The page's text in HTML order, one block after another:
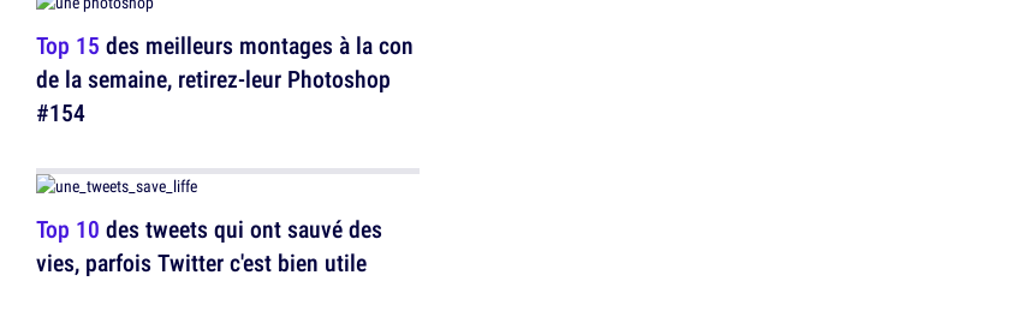
Top 15 des meilleurs montages à la con
de la semaine, retirez-leur Photoshop
#154
Top 10 des tweets qui ont sauvé des
vies, parfois Twitter c'est bien utile